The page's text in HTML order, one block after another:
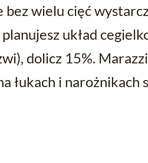
bez wielu cięć
układ
dolicz 15%.
łukach i